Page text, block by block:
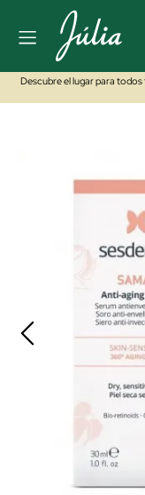
Descubre el lugar para